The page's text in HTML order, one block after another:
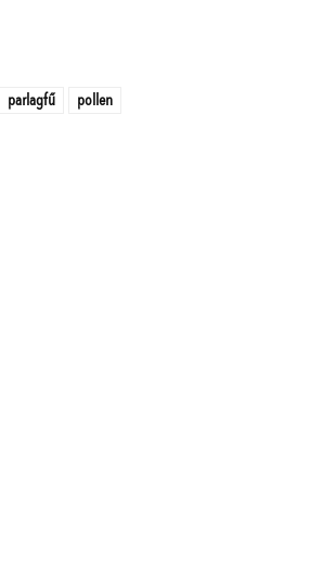
parlagfű pollen